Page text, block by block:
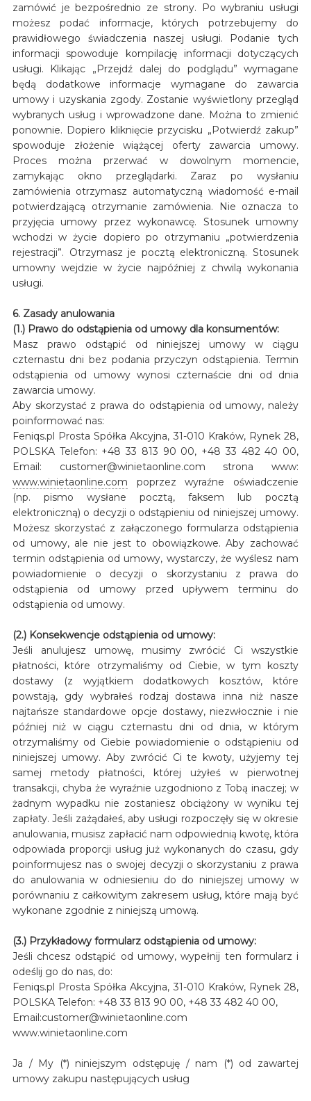
zamówić je bezpośrednio ze strony. Po wybraniu usługi
możesz podać informacje, których potrzebujemy do
prawidłowego świadczenia naszej usługi. Podanie tych
informacji spowoduje kompilację informacji dotyczących
usługi. Klikając „Przejdź dalej do podglądu” wymagane
będą dodatkowe informacje wymagane do zawarcia
umowy i uzyskania zgody. Zostanie wyświetlony przegląd
wybranych usług i wprowadzone dane. Można to zmienić
ponownie. Dopiero kliknięcie przycisku „Potwierdź zakup”
spowoduje złożenie wiążącej oferty zawarcia umowy.
Proces można przerwać w dowolnym momencie,
zamykając okno przeglądarki. Zaraz po wysłaniu
zamówienia otrzymasz automatyczną wiadomość e-mail
potwierdzającą otrzymanie zamówienia. Nie oznacza to
przyjęcia umowy przez wykonawcę. Stosunek umowny
wchodzi w życie dopiero po otrzymaniu „potwierdzenia
rejestracji”. Otrzymasz je pocztą elektroniczną. Stosunek
umowny wejdzie w życie najpóźniej z chwilą wykonania
usługi.
6. Zasady anulowania
(1.) Prawo do odstąpienia od umowy dla konsumentów:
Masz prawo odstąpić od niniejszej umowy w ciągu
czternastu dni bez podania przyczyn odstąpienia. Termin
odstąpienia od umowy wynosi czternaście dni od dnia
zawarcia umowy.
Aby skorzystać z prawa do odstąpienia od umowy, należy
poinformować nas:
Feniqs.pl Prosta Spółka Akcyjna, 31-010 Kraków, Rynek 28,
POLSKA Telefon: +48 33 813 90 00, +48 33 482 40 00,
Email: customer@winietaonline.com strona www:
www.winietaonline.com poprzez wyraźne oświadczenie
(np. pismo wysłane pocztą, faksem lub pocztą
elektroniczną) o decyzji o odstąpieniu od niniejszej umowy.
Możesz skorzystać z załączonego formularza odstąpienia
od umowy, ale nie jest to obowiązkowe. Aby zachować
termin odstąpienia od umowy, wystarczy, że wyślesz nam
powiadomienie o decyzji o skorzystaniu z prawa do
odstąpienia od umowy przed upływem terminu do
odstąpienia od umowy.
(2.) Konsekwencje odstąpienia od umowy:
Jeśli anulujesz umowę, musimy zwrócić Ci wszystkie
płatności, które otrzymaliśmy od Ciebie, w tym koszty
dostawy (z wyjątkiem dodatkowych kosztów, które
powstają, gdy wybrałeś rodzaj dostawa inna niż nasze
najtańsze standardowe opcje dostawy, niezwłocznie i nie
później niż w ciągu czternastu dni od dnia, w którym
otrzymaliśmy od Ciebie powiadomienie o odstąpieniu od
niniejszej umowy. Aby zwrócić Ci te kwoty, użyjemy tej
samej metody płatności, której użyłeś w pierwotnej
transakcji, chyba że wyraźnie uzgodniono z Tobą inaczej; w
żadnym wypadku nie zostaniesz obciążony w wyniku tej
zapłaty. Jeśli zażądałeś, aby usługi rozpoczęły się w okresie
anulowania, musisz zapłacić nam odpowiednią kwotę, która
odpowiada proporcji usług już wykonanych do czasu, gdy
poinformujesz nas o swojej decyzji o skorzystaniu z prawa
do anulowania w odniesieniu do do niniejszej umowy w
porównaniu z całkowitym zakresem usług, które mają być
wykonane zgodnie z niniejszą umową.
(3.) Przykładowy formularz odstąpienia od umowy:
Jeśli chcesz odstąpić od umowy, wypełnij ten formularz i
odeślij go do nas, do:
Feniqs.pl Prosta Spółka Akcyjna, 31-010 Kraków, Rynek 28,
POLSKA Telefon: +48 33 813 90 00, +48 33 482 40 00,
Email:customer@winietaonline.com
www.winietaonline.com
Ja / My (*) niniejszym odstępuję / nam (*) od zawartej
umowy zakupu następujących usług